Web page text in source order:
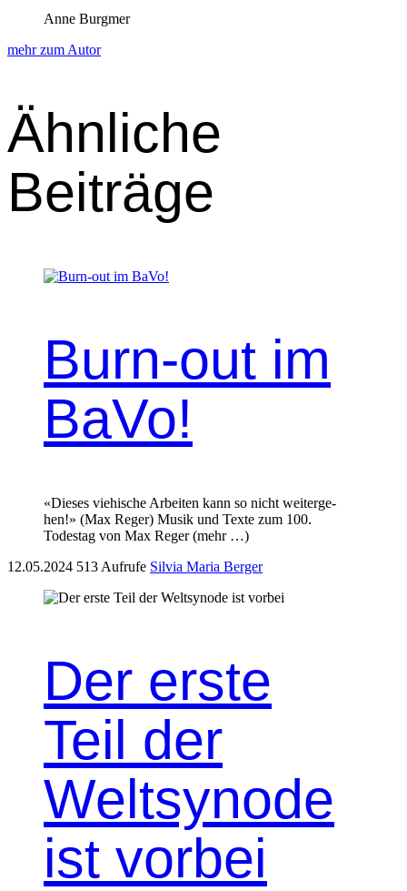
Anne Burgmer
mehr zum Autor
Ähnliche
Beiträge
Burn-out im
BaVo!
«Dieses viehis­che Arbeit­en kann so nicht weit­erge­
hen!» (Max Reger) Musik und Texte zum 100.
Todestag von Max Reger (mehr …)
12.05.2024 513 Aufrufe Silvia Maria Berger
Der erste
Teil der
Weltsynode
ist vorbei